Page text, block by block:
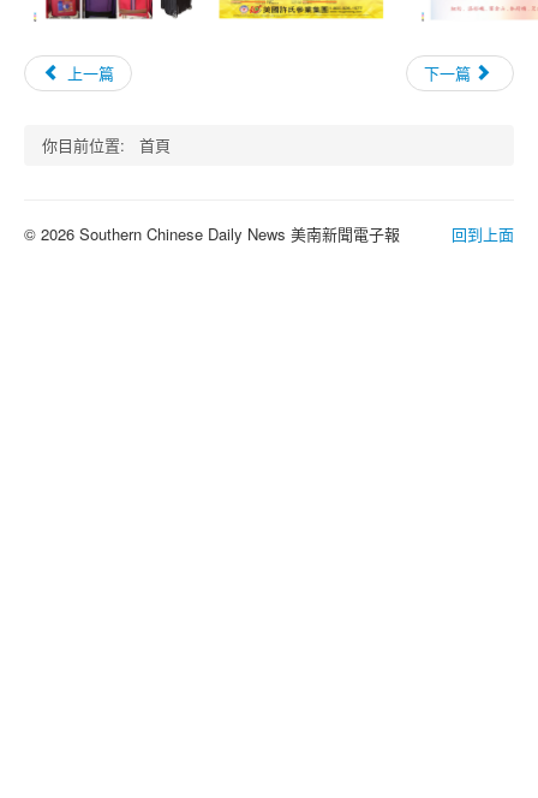
上一篇 下一篇
你目前位置: 首頁
回到上面
© 2026 Southern Chinese Daily News 美南新聞電子報